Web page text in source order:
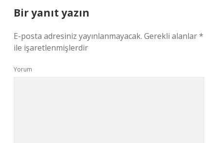
Bir yanıt yazın
E-posta adresiniz yayınlanmayacak. Gerekli alanlar*
ile işaretlenmişlerdir
Yorum